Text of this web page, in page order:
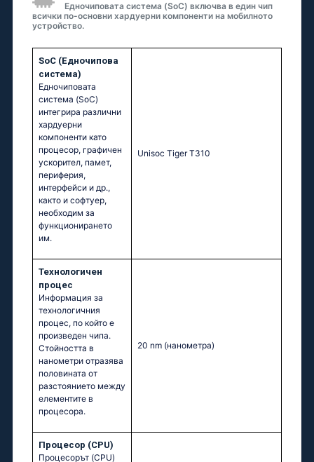
Едночиповата система (SoC) включва в един чип
всички по-основни хардуерни компоненти на мобилното
устройство.
SoC (Едночипова
система)
Едночиповата
система (SoC)
интегрира различни
хардуерни
компоненти като
процесор, графичен
ускорител, памет,
периферия,
интерфейси и др.,
както и софтуер,
необходим за
функционирането
им.
Unisос Тigеr Т310
Технологичен
процес
Информация за
технологичния
процес, по който е
произведен чипа.
Стойността в
нанометри отразява
половината от
разстоянието между
елементите в
процесора.
20 nm (нанометра)
Процесор (CPU)
Процесорът (CPU)